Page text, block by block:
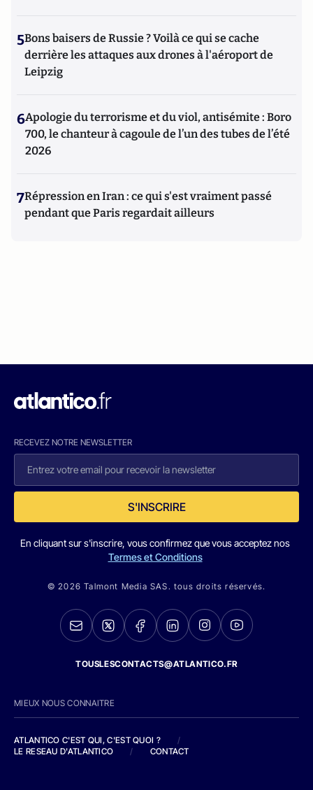
5Bons baisers de Russie ? Voilà ce qui se cache
derrière les attaques aux drones à l'aéroport de
Leipzig
6Apologie du terrorisme et du viol, antisémite : Boro
700, le chanteur à cagoule de l’un des tubes de l’été
2026
7Répression en Iran : ce qui s'est vraiment passé
pendant que Paris regardait ailleurs
RECEVEZ NOTRE NEWSLETTER
S'INSCRIRE
En cliquant sur s'inscrire, vous confirmez que vous acceptez nos
Termes et Conditions
© 2026 Talmont Media SAS. tous droits réservés.
TOUSLESCONTACTS@ATLANTICO.FR
MIEUX NOUS CONNAITRE
ATLANTICO C'EST QUI, C'EST QUOI ?
/
LE RESEAU D'ATLANTICO
/ CONTACT